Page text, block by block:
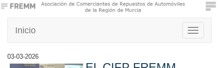
Toggle
Inicio
03-03-2026